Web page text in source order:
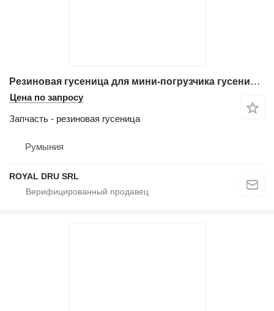
Резиновая гусеница для мини-погрузчика гусеничного Caterpillar 287B
Цена по запросу
Запчасть - резиновая гусеница
Румыния
ROYAL DRU SRL